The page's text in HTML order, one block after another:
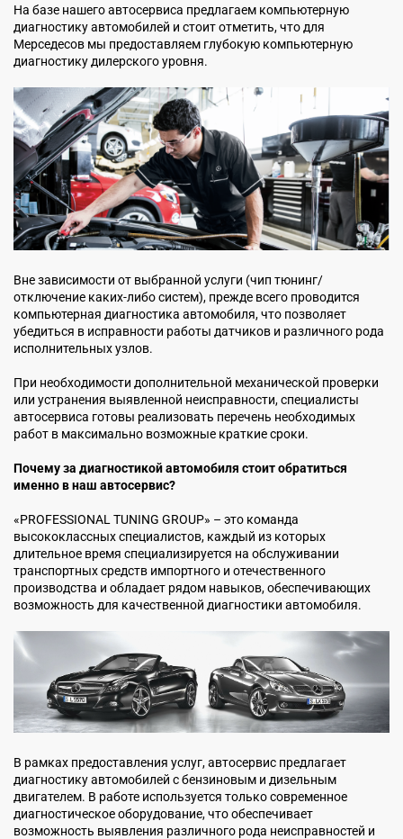
На базе нашего автосервиса предлагаем компьютерную
диагностику автомобилей и стоит отметить, что для
Мерседесов мы предоставляем глубокую компьютерную
диагностику дилерского уровня.
Вне зависимости от выбранной услуги (чип тюнинг/
отключение каких-либо систем), прежде всего проводится
компьютерная диагностика автомобиля, что позволяет
убедиться в исправности работы датчиков и различного рода
исполнительных узлов.
При необходимости дополнительной механической проверки
или устранения выявленной неисправности, специалисты
автосервиса готовы реализовать перечень необходимых
работ в максимально возможные краткие сроки.
Почему за диагностикой автомобиля стоит обратиться
именно в наш автосервис?
«PROFESSIONAL TUNING GROUP» – это команда
высококлассных специалистов, каждый из которых
длительное время специализируется на обслуживании
транспортных средств импортного и отечественного
производства и обладает рядом навыков, обеспечивающих
возможность для качественной диагностики автомобиля.
В рамках предоставления услуг, автосервис предлагает
диагностику автомобилей с бензиновым и дизельным
двигателем. В работе используется только современное
диагностическое оборудование, что обеспечивает
возможность выявления различного рода неисправностей и